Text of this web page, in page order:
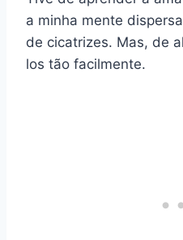
a minha mente
de cicatrizes. Mas, de
los tão facilmente.